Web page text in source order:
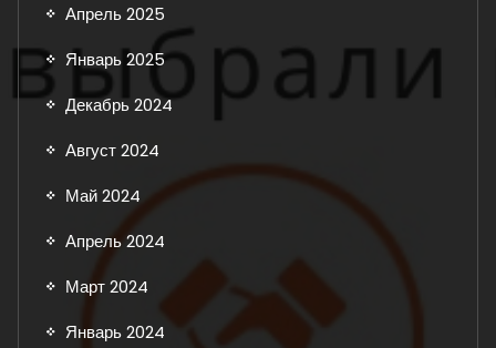
Апрель 2025
Январь 2025
Декабрь 2024
Август 2024
Май 2024
Апрель 2024
Март 2024
Январь 2024